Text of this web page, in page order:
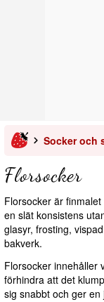
Socker och
Florsocker
Florsocker är
en slät konsistens
glasyr, frosting,
bakverk.
Florsocker innehåller
förhindra att det
sig snabbt och ger